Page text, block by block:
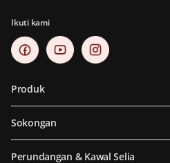
Ikuti kami
Produk
Sokongan
Perundangan & Kawal Selia